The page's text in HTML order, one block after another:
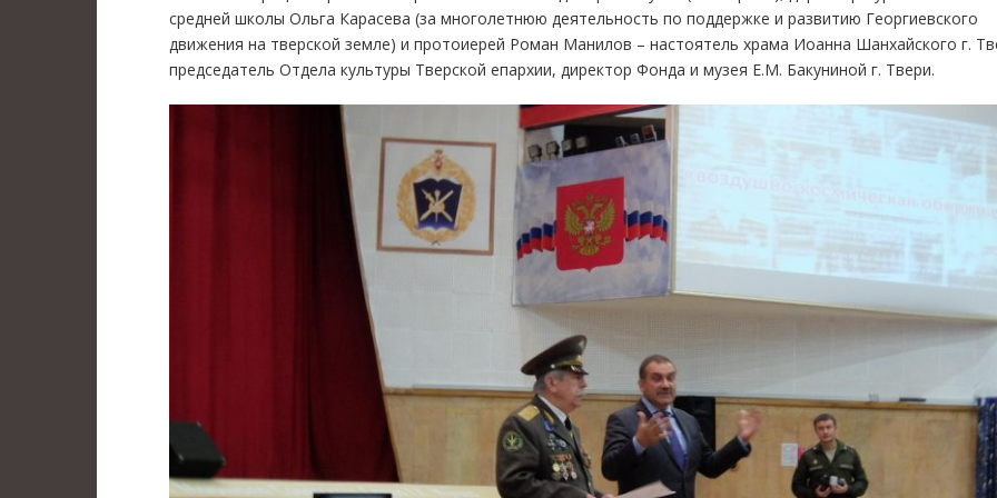
средней школы Ольга Карасева (за многолетнюю деятельность по поддержке и развитию Георгиевского
движения на тверской земле) и протоиерей Роман Манилов – настоятель храма Иоанна Шанхайского г.
председатель Отдела культуры Тверской епархии, директор Фонда и музея Е.М. Бакуниной г. Твери.